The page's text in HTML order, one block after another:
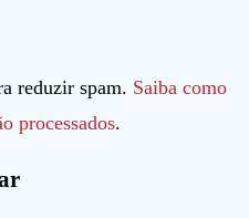
reduzir spam. Saiba como
processados.